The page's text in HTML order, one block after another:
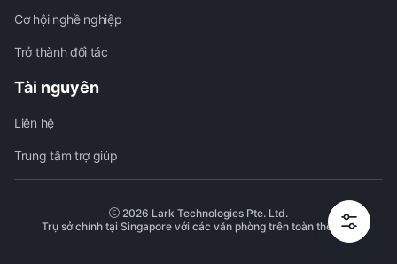
Cơ hội nghề nghiệp
Trở thành đối tác
Tài nguyên
Liên hệ
Trung tâm trợ giúp
2026 Lark Technologies Pte. Ltd.
Trụ sở chính tại Singapore với các văn phòng trên toàn thế giới.